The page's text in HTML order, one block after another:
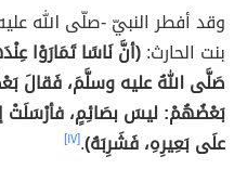
وقد أفطر النبيّ -صلّى الله
بنت الحارث:(أنَّ نَاسًا تَمَارَوْا
صَلَّى اللهُ عليه وسلَّمَ، فَقالَ
بَعْضُهُمْ: ليسَ بصَائِمٍ، فأرْسَلَتْ
علَى بَعِيرِهِ، فَشَرِبَهُ).[١٧]